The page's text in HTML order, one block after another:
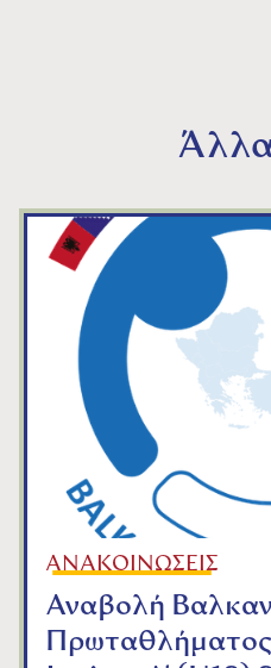
ΑΝΑΚΟΙΝΩΣΕΙΣ
Αναβολή